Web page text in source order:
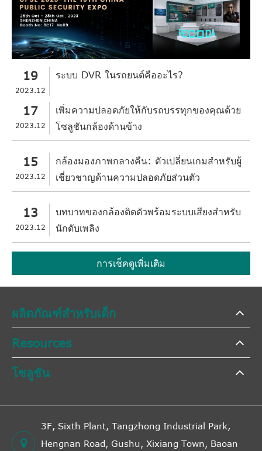
19
2023.12
ระบบ DVR ในรถยนต์คืออะไร?
17
2023.12
เพิ่มความปลอดภัยให้กับรถบรรทุกของคุณด้วย
โซลูชันกล้องด้านข้าง
15
2023.12
กล้องมองภาพกลางคืน: ตัวเปลี่ยนเกมสำหรับผู้
เชี่ยวชาญด้านความปลอดภัยส่วนตัว
13
2023.12
บทบาทของกล้องติดตัวพร้อมระบบเสียงสำหรับ
นักดับเพลิง
การเช็คดูเพิ่มเติม
ผลิตภัณฑ์สำหรับเด็ก
Resources
โซลูชัน
3F, Sixth Plant, Tangzhong Industrial Park,
Hengnan Road, Gushu, Xixiang Town, Baoan